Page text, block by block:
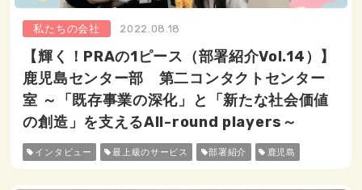
私たちの会社 2022.08.18
【輝く！PRAの1ピース（部署紹介Vol.14）】
鹿児島センター部 第二コンタクトセンター
室 ～「既存事業の深化」と「新たな社会価値
の創造」を支えるAll-round players～
インタビュー 最上級のサービス 部署紹介 鹿児島